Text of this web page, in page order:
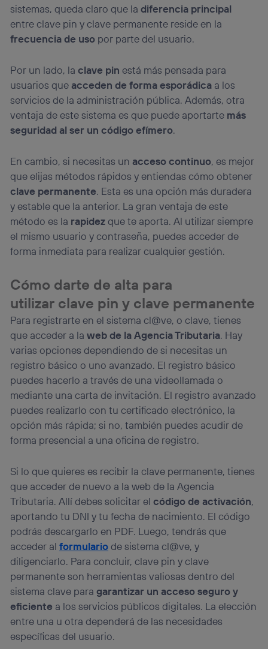
sistemas, queda claro que ladiferencia principal
entre clave pin y clave permanente reside en la
frecuencia de uso por parte del usuario.
Por un lado, la clave pin está más pensada para
usuarios que acceden de forma esporádica a los
servicios de la administración pública. Además, otra
ventaja de este sistema es que puede aportarte más
seguridad al ser un código efímero.
En cambio, si necesitas un acceso continuo, es mejor
que elijas métodos rápidos y entiendas cómo obtener
clave permanente. Esta es una opción más duradera
y estable que la anterior. La gran ventaja de este
método es la rapidezque te aporta. Al utilizar siempre
el mismo usuario y contraseña, puedes acceder de
forma inmediata para realizar cualquier gestión.
Cómo darte de alta para
utilizar clave pin y clave permanente
Para registrarte en el sistema cl@ve, o clave, tienes
que acceder a laweb de la Agencia Tributaria. Hay
varias opciones dependiendo de si necesitas un
registro básico o uno avanzado. El registro básico
puedes hacerlo a través de una videollamada o
mediante una carta de invitación. El registro avanzado
puedes realizarlo con tu certificado electrónico, la
opción más rápida; si no, también puedes acudir de
forma presencial a una oficina de registro.
Si lo que quieres es recibir la clave permanente, tienes
que acceder de nuevo a la web de la Agencia
Tributaria. Allí debes solicitar el código de activación,
aportando tu DNI y tu fecha de nacimiento. El código
podrás descargarlo en PDF. Luego, tendrás que
acceder alformulariode sistema cl@ve, y
diligenciarlo. Para concluir, clave pin y clave
permanente son herramientas valiosas dentro del
sistema clave paragarantizar un acceso seguro y
eficiente a los servicios públicos digitales. La elección
entre una u otra dependerá de las necesidades
específicas del usuario.